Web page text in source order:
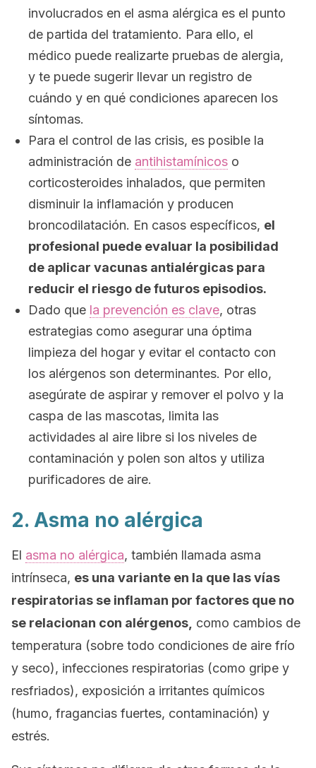
involucrados en el asma alérgica es el punto
de partida del tratamiento. Para ello, el
médico puede realizarte pruebas de alergia,
y te puede sugerir llevar un registro de
cuándo y en qué condiciones aparecen los
síntomas.
Para el control de las crisis, es posible la
administración de antihistamínicos o
corticosteroides inhalados, que permiten
disminuir la inflamación y producen
broncodilatación. En casos específicos, el
profesional puede evaluar la posibilidad
de aplicar vacunas antialérgicas para
reducir el riesgo de futuros episodios.
Dado que la prevención es clave, otras
estrategias como asegurar una óptima
limpieza del hogar y evitar el contacto con
los alérgenos son determinantes. Por ello,
asegúrate de aspirar y remover el polvo y la
caspa de las mascotas, limita las
actividades al aire libre si los niveles de
contaminación y polen son altos y utiliza
purificadores de aire.
2. Asma no alérgica
El asma no alérgica, también llamada asma
intrínseca, es una variante en la que las vías
respiratorias se inflaman por factores que no
se relacionan con alérgenos, como cambios de
temperatura (sobre todo condiciones de aire frío
y seco), infecciones respiratorias (como gripe y
resfriados), exposición a irritantes químicos
(humo, fragancias fuertes, contaminación) y
estrés.